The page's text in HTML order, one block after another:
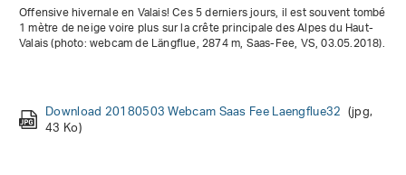
Offensive hivernale en Valais! Ces 5 derniers jours, il est souvent tombé
1 mètre de neige voire plus sur la crête principale des Alpes du Haut-
Valais (photo: webcam de Längflue, 2874 m, Saas-Fee, VS, 03.05.2018).
Download 20180503 Webcam Saas Fee Laengflue32 (jpg,
43 Ko)
ValSagliainsSteinbockOpferLawine (jpg, 88 Ko)
Download 20180427 JVAllet PointedePreFleuri 1
Ko)
Download 20180427 NLevy Oberalppass 6
Download 20180428 EHafner SBLLinard1(jpg, 110 Ko)
Download 20180428 EMuller PicChaussy 1 Abgangsdatum
Download 20180428 PDegonda Genepi (jpg, 76 Ko)